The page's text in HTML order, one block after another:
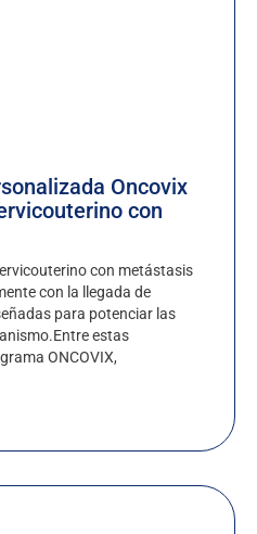
Oncovix
con
con metástasis
con la llegada de
para potenciar las
estas
ONCOVIX,